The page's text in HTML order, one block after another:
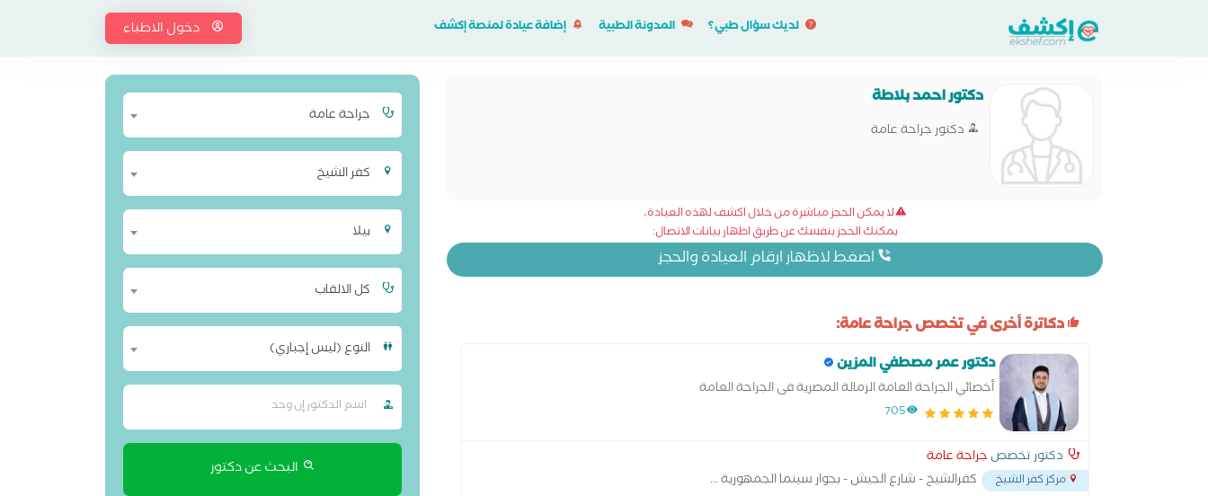
لديك سؤال طبي؟ المدونة الطبية إضافة عيادة لمنصة إكشف دخول الاطباء
دكتور احمد بلاطة
دكتور جراحة عامة
لا يمكن الحجز مباشرة من خلال اكشف لهذه العيادة،
يمكنك الحجز بنفسك عن طريق اظهار بيانات الاتصال:
اضغط لاظهار ارقام العيادة والحجز
دكاترة أخرى في تخصص جراحة عامة:
دكتور عمر مصطفي المزين
أخصائي الجراحة العامة الزمالة المصرية فى الجراحة العامة
705
دكتور تخصص جراحة عامة
مركز كفر الشيخ كفرالشيخ - شارع الجيش - بجوار سينما الجمهورية...
جراحة عامة
كفر الشيخ
بيلا
كل الالقاب
النوع (ليس إجباري)
البحث عن دكتور